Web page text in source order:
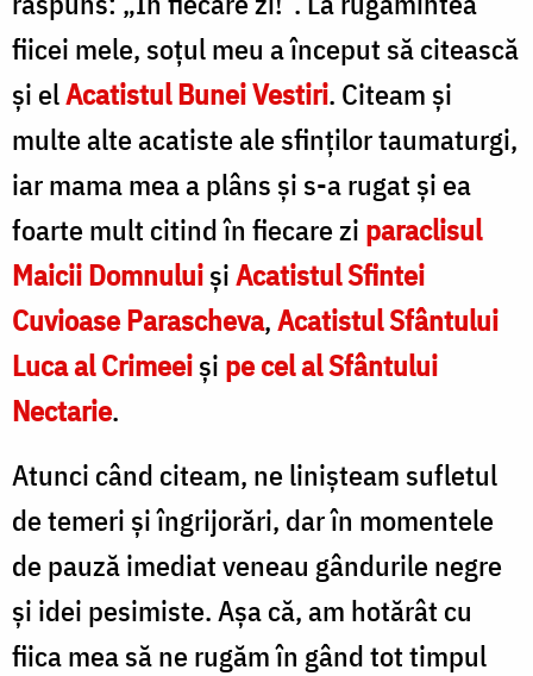
fiicei mele, soțul meu a început să citească
și elAcatistul Bunei Vestiri. Citeam și
multe alte acatiste ale sfinților taumaturgi,
iarmama meaa plâns şi s-a rugat și ea
foarte mult citind în fiecare zi paraclisul
Maicii DomnuluişiAcatistul Sfintei
Cuvioase Parascheva,AcatistulSfântului
Luca al Crimeeişi pe cel alSfântului
Nectarie.
Atunci când citeam, ne linișteam sufletul
de temeri și îngrijorări, dar în momentele
de pauză imediat veneau gândurile negre
și idei pesimiste. Așa că, am hotărât cu
fiica mea să ne rugăm în gând tot timpul